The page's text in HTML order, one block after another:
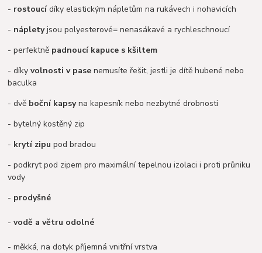
- rostoucídíky elastickým nápletům na rukávech i nohavicích
- nápletyjsou polyesterové= nenasákavé a rychleschnoucí
- perfektně padnoucí kapuce s kšiltem
- díkyvolnosti v pase nemusíte řešit, jestli je dítě hubené nebo
baculka
- dvě boční kapsyna kapesník nebo nezbytné drobnosti
- bytelný kostěný zip
- krytí zipu pod bradou
- podkryt pod zipem pro maximální tepelnou izolaci i proti průniku
vody
- prodyšné
-vodě a větru odolné
- měkká, na dotyk příjemná vnitřní vrstva